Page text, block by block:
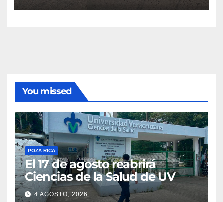
You missed
POZA RICA
El 17 de agosto reabrirá
Ciencias de la Salud de UV
4 AGOSTO, 2026